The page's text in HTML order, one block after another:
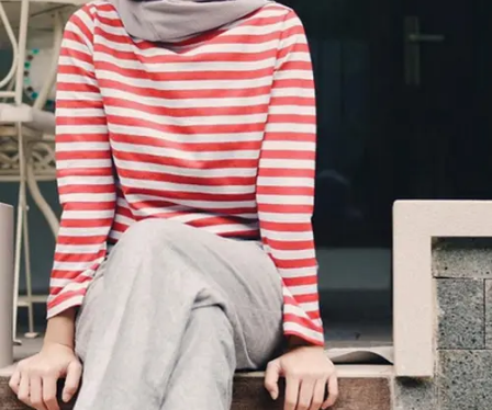
Share to others
Pinterest
Mail